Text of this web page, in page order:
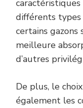
différents types
certains
meilleure
d’autres
De plus, le
également les